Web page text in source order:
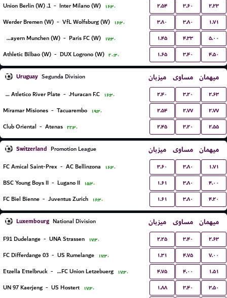
1. Union Berlin (W) - Inter Milano (W) ۱۶:۳۰ ۲.۵۴ ۳.۶۰ ۲.۲۳
Werder Bremen (W) - VfL Wolfsburg (W) ۱۶:۳۰ ۳.۸۰ ۳.۸۰ ۱.۷۱
FC Bayern Munchen (W) - Paris FC (W) ۱۷:۳۰ ۱.۴۵ ۴.۳۳ ۵.۰۰
Athletic Bilbao (W) - DUX Logrono (W) ۲۰:۳۰ ۱.۶۵ ۳.۴۰ ۴.۵۰
Uruguay Segunda Division میزبان مساوی میهمان
Club Atletico River Plate - Huracan F.C. ۱۶:۳۰ ۲.۴۰ ۳.۲۰ ۲.۶۳
Miramar Misiones - Tacuarembo ۱۹:۳۰ ۲.۵۴ ۲.۷۷ ۲.۷۷
Club Oriental - Atenas ۲۲:۳۰ ۲.۴۵ ۳.۲۰ ۲.۵۵
Switzerland Promotion League میزبان مساوی میهمان
FC Amical Saint-Prex - AC Bellinzona ۱۶:۳۰ ۳.۶۰ ۳.۸۰ ۱.۷۱
BSC Young Boys II - Lugano II ۱۵:۳۰ ۱.۶۱ ۳.۸۰ ۴.۰۰
FC Biel Bienne - Juventus Zurich ۱۶:۳۰ ۱.۶۱ ۳.۸۰ ۴.۲۰
Luxembourg National Division میزبان مساوی میهمان
F91 Dudelange - UNA Strassen ۱۷:۳۰ ۲.۲۵ ۳.۴۰ ۲.۶۳
FC Differdange 03 - US Rumelange ۱۷:۳۰ ۱.۳۱ ۴.۷۵ ۷.۰۰
Etzella Ettelbruck - Racing FC Union Letzebuerg ۱۷:۳۰ ۴.۷۵ ۴.۰۰ ۱.۵۱
UN 97 Kaerjeng - US Hostert ۱۷:۳۰ ۱.۸۸ ۳.۴۰ ۳.۵۰